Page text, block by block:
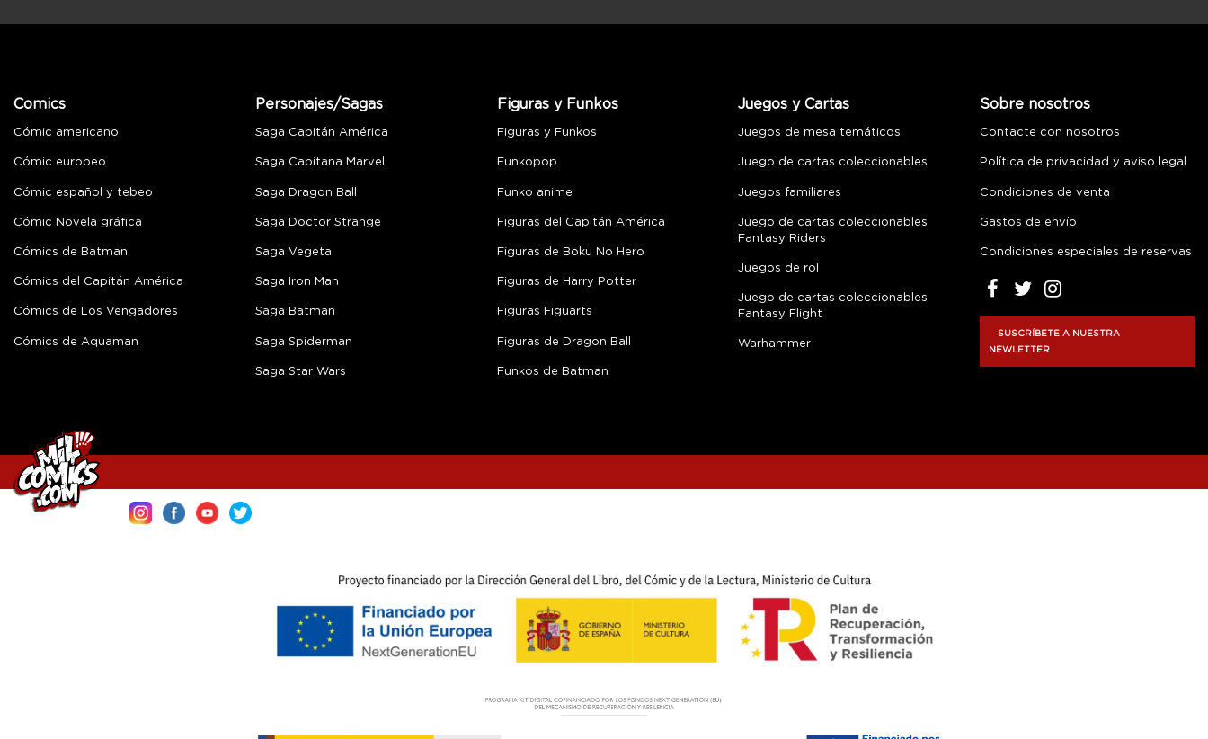
Comics
Cómic americano
Cómic europeo
Cómic español y tebeo
Cómic Novela gráfica
Cómics de Batman
Cómics del Capitán América
Cómics de Los Vengadores
Cómics de Aquaman
Personajes/Sagas
Saga Capitán América
Saga Capitana Marvel
Saga Dragon Ball
Saga Doctor Strange
Saga Vegeta
Saga Iron Man
Saga Batman
Saga Spiderman
Saga Star Wars
Figuras y Funkos
Figuras y Funkos
Funkopop
Funko anime
Figuras del Capitán América
Figuras de Boku No Hero
Figuras de Harry Potter
Figuras Figuarts
Figuras de Dragon Ball
Funkos de Batman
Juegos y Cartas
Juegos de mesa temáticos
Juego de cartas coleccionables
Juegos familiares
Juego de cartas coleccionables
Fantasy Riders
Juegos de rol
Juego de cartas coleccionables
Fantasy Flight
Warhammer
Sobre nosotros
Contacte con nosotros
Política de privacidad y aviso legal
Condiciones de venta
Gastos de envío
Condiciones especiales de reservas
SUSCRÍBETE A NUESTRA
NEWLETTER